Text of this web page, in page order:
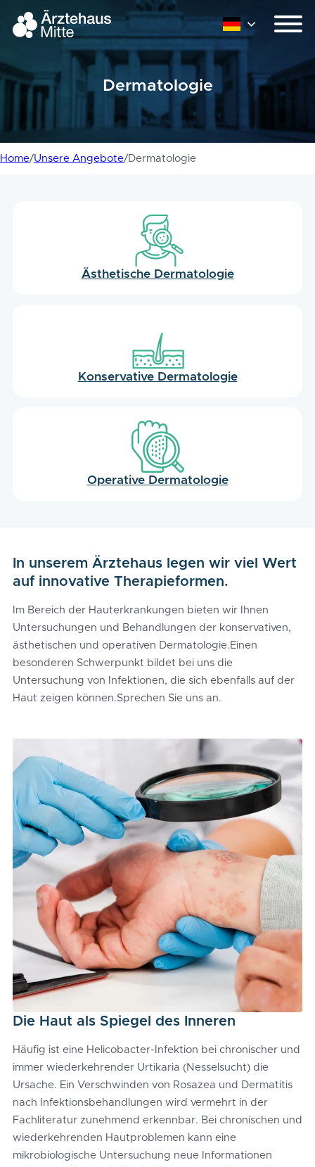
Dermatologie
Home/Unsere Angebote/ Dermatologie
Ästhetische Dermatologie
Konservative Dermatologie
Operative Dermatologie
In unserem Ärztehaus legen wir viel Wert
auf innovative Therapieformen.
Im Bereich der Hauterkrankungen bieten wir Ihnen
Untersuchungen und Behandlungen der konservativen,
ästhetischen und operativen Dermatologie. Einen
besonderen Schwerpunkt bildet bei uns die
Untersuchung von Infektionen, die sich ebenfalls auf der
Haut zeigen können.Sprechen Sie uns an.
Die Haut als Spiegel des Inneren
Häufig ist eine Helicobacter-Infektion bei chronischer und
immer wiederkehrender Urtikaria (Nesselsucht) die
Ursache. Ein Verschwinden von Rosazea und Dermatitis
nach Infektionsbehandlungen wird vermehrt in der
Fachliteratur zunehmend erkennbar. Bei chronischen und
wiederkehrenden Hautproblemen kann eine
mikrobiologische Untersuchung neue Informationen